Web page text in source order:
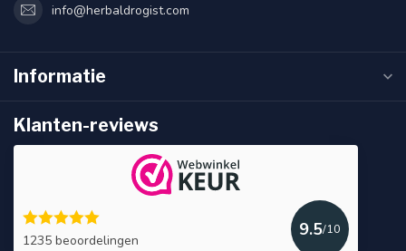
info@herbaldrogist.com
Informatie
Klanten-reviews
1235 beoordelingen
9.5/10